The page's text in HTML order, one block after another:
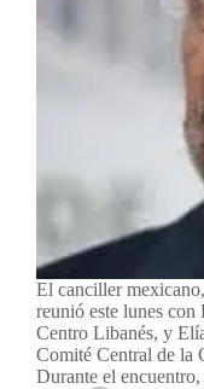
El canciller
reunió este lunes
Centro Libanés, y
Comité Central de la
Durante el